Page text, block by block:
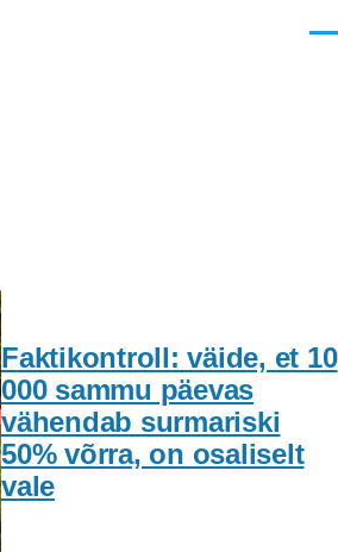
Faktikontroll: väide, et 10
000 sammu päevas
vähendab surmariski
50% võrra, on osaliselt
vale